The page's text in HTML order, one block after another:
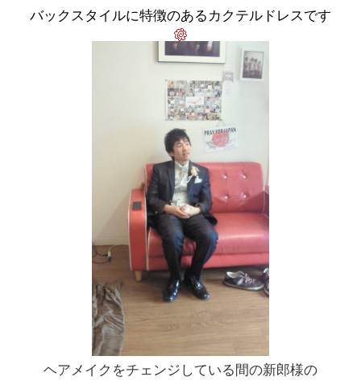
バックスタイルに特徴のあるカクテルドレスです
ヘアメイクをチェンジしている間の新郎様の